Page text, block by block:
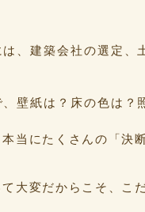
、建築会社の選定、
、壁紙は？床の色は？
当にたくさんの「決
大変だからこそ、こ